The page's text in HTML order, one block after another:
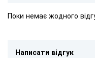
Поки немає жодного
Написати відгук